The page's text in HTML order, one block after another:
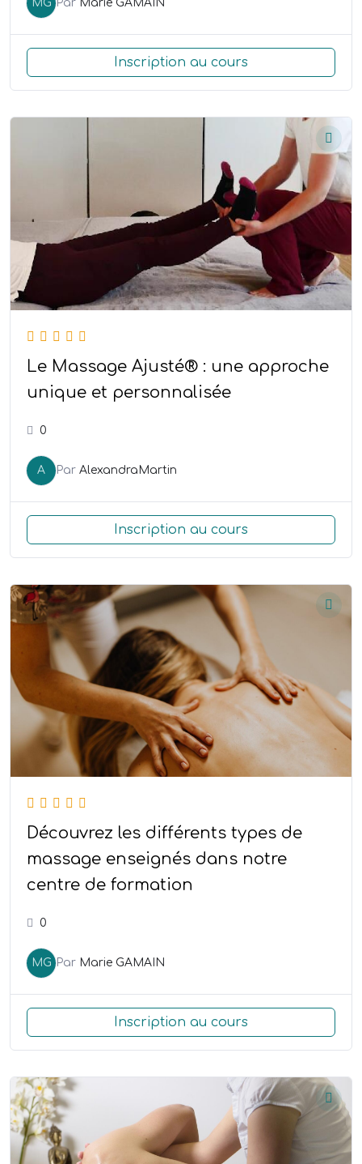
MG Par Marie GAMAIN
Inscription au cours
Le Massage Ajusté® : une approche
unique et personnalisée
0
A Par AlexandraMartin
Inscription au cours
Découvrez les différents types de
massage enseignés dans notre
centre de formation
0
MG Par Marie GAMAIN
Inscription au cours